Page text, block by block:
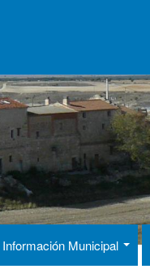
Información Municipal